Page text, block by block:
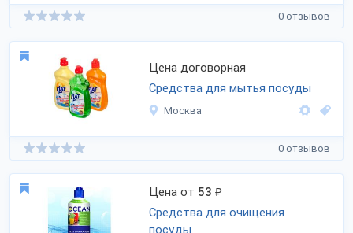
0 отзывов
Цена договорная
Средства для мытья посуды
Москва
0 отзывов
Цена от 53 ₽
Средства для очищения
посуды